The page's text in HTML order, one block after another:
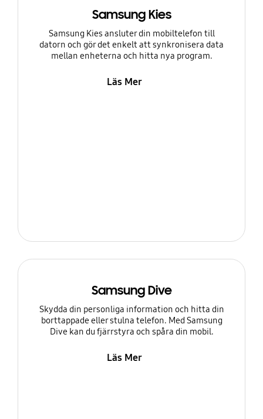
Samsung Kies
Samsung Kies ansluter din mobiltelefon till
datorn och gör det enkelt att synkronisera data
mellan enheterna och hitta nya program.
Läs Mer
Samsung Dive
Skydda din personliga information och hitta din
borttappade eller stulna telefon. Med Samsung
Dive kan du fjärrstyra och spåra din mobil.
Läs Mer